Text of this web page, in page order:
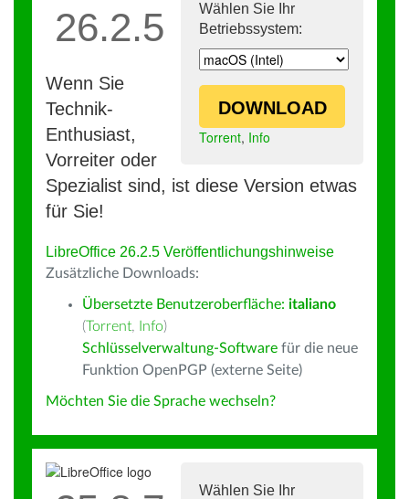
Wählen Sie Ihr
Betriebssystem:
DOWNLOAD
Torrent, Info
26.2.5
Wenn Sie
Technik-
Enthusiast,
Vorreiter oder
Spezialist sind, ist diese Version etwas
für Sie!
LibreOffice 26.2.5 Veröffentlichungshinweise
Zusätzliche Downloads:
Übersetzte Benutzeroberfläche: italiano
(Torrent, Info)
Schlüsselverwaltung-Software für die neue
Funktion OpenPGP (externe Seite)
Möchten Sie die Sprache wechseln?
Wählen Sie Ihr